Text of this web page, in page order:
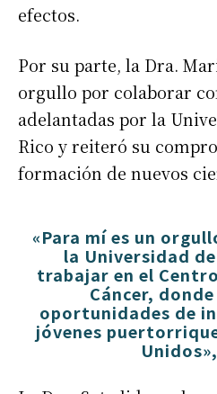
efectos.
Por su parte, la Dra.
orgullo por colaborar
adelantadas por la
Rico y reiteró su
formación de nuevos
«Para mí es un
la Universidad
trabajar en el
Cáncer,
oportunidades de
jóvenes